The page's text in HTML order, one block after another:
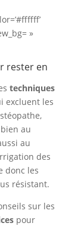
»
rester en
techniques
excluent les
au
au
des
donc les
résistant.
sur les
pour